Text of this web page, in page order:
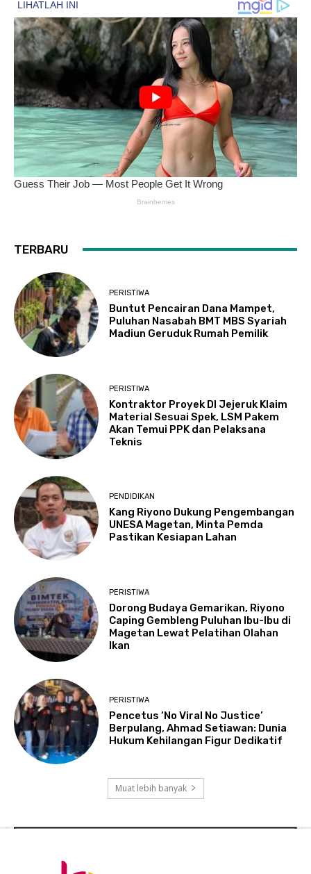
TERBARU
PERISTIWA
Buntut Pencairan Dana Mampet,
Puluhan Nasabah BMT MBS Syariah
Madiun Geruduk Rumah Pemilik
PERISTIWA
Kontraktor Proyek DI Jejeruk Klaim
Material Sesuai Spek, LSM Pakem
Akan Temui PPK dan Pelaksana
Teknis
PENDIDIKAN
Kang Riyono Dukung Pengembangan
UNESA Magetan, Minta Pemda
Pastikan Kesiapan Lahan
PERISTIWA
Dorong Budaya Gemarikan, Riyono
Caping Gembleng Puluhan Ibu-Ibu di
Magetan Lewat Pelatihan Olahan
Ikan
PERISTIWA
Pencetus ‘No Viral No Justice’
Berpulang, Ahmad Setiawan: Dunia
Hukum Kehilangan Figur Dedikatif
Muat lebih banyak